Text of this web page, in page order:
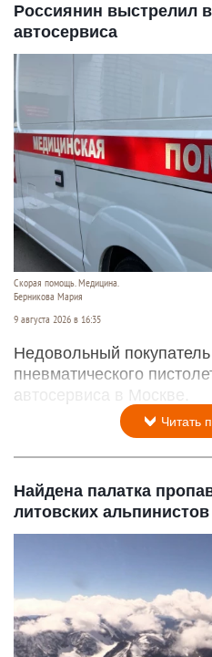
Россиянин выстрелил
автосервиса
Скорая помощь. Медицина.
Берникова Мария
9 августа 2026 в 16:35
Недовольный
пневматического
автосервиса в Москве.
Читать
Найдена палатка
литовских альпинистов